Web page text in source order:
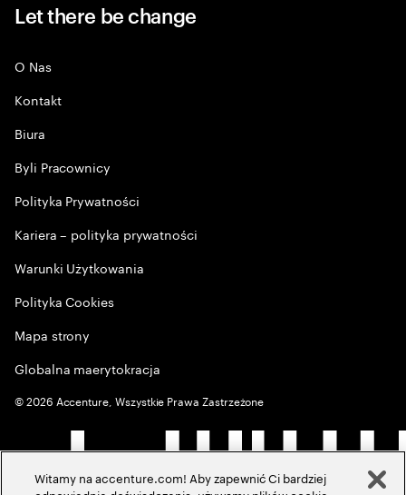
Let there be change
O Nas
Kontakt
Biura
Byli Pracownicy
Polityka Prywatności
Kariera – polityka prywatności
Warunki Użytkowania
Polityka Cookies
Mapa strony
Globalna maerytokracja
©2026 Accenture, Wszystkie Prawa Zastrzeżone
Witamy na accenture.com! Aby zapewnić Ci bardziej